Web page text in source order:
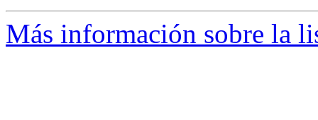
Más información sobre la